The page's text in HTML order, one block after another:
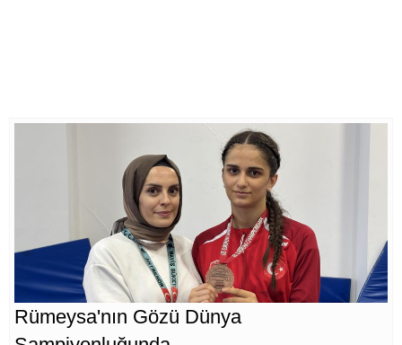
Rümeysa'nın Gözü Dünya